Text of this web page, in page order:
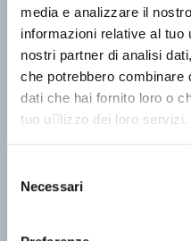
media e analizzare il
informazioni relative al
nostri partner di analisi
che potrebbero combinare
dati che hai fornito loro o
tuo u􀆟lizzo dei loro servizi.
delNecessari